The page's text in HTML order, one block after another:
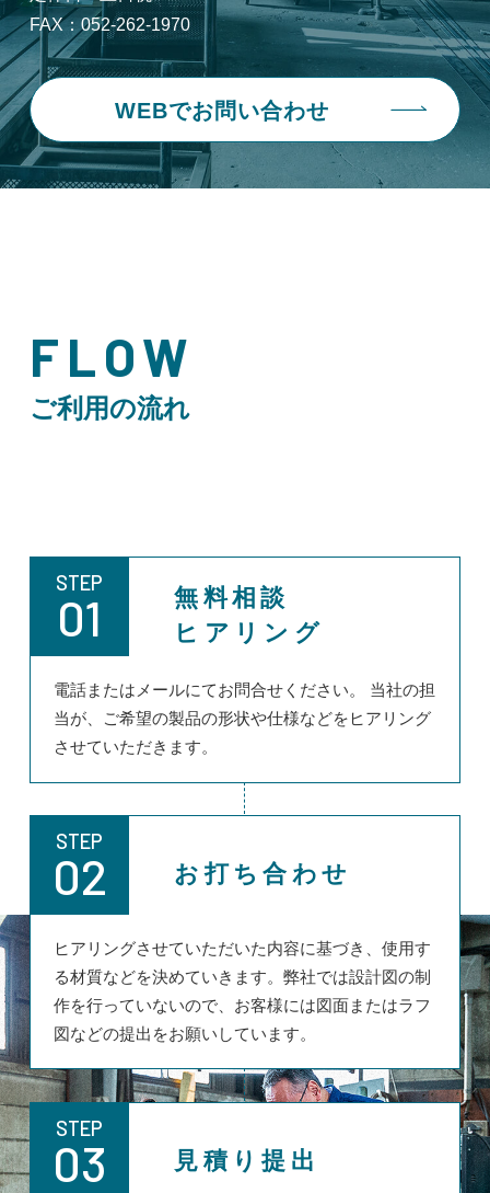
FAX：052-262-1970
WEBでお問い合わせ
FLOW
ご利用の流れ
STEP
01
無料相談
ヒアリング
電話またはメールにてお問合せください。 当社の担
当が、ご希望の製品の形状や仕様などをヒアリング
させていただきます。
STEP
02 お打ち合わせ
ヒアリングさせていただいた内容に基づき、使用す
る材質などを決めていきます。弊社では設計図の制
作を行っていないので、お客様には図面またはラフ
図などの提出をお願いしています。
STEP
03 見積り提出